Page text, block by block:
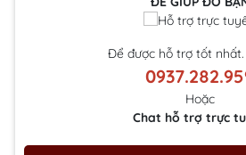
Để được hỗ trợ tốt
Hoặc
Chat hỗ trợ trực